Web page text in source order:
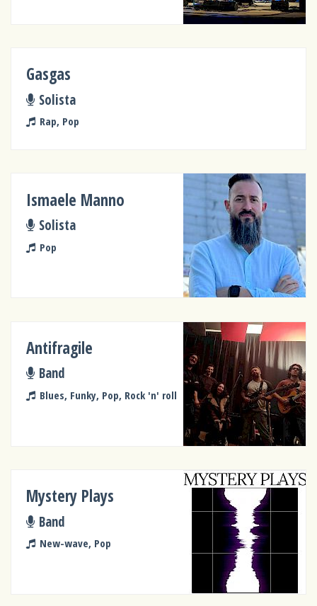
Gasgas
Solista
Rap, Pop
Ismaele Manno
Solista
Pop
Antifragile
Band
Blues, Funky, Pop, Rock 'n' roll
Mystery Plays
Band
New-wave, Pop